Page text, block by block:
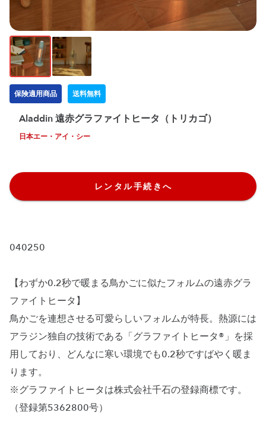
保険適用商品 送料無料
Aladdin 遠赤グラファイトヒータ（トリカゴ）
日本エー・アイ・シー
レンタル手続きへ
040250
【わずか0.2秒で暖まる鳥かごに似たフォルムの遠赤グラ
ファイトヒータ】
鳥かごを連想させる可愛らしいフォルムが特長。熱源には
アラジン独自の技術である「グラファイトヒータ®」を採
用しており、どんなに寒い環境でも0.2秒ですばやく暖ま
ります。
※グラファイトヒータは株式会社千石の登録商標です。
（登録第5362800号）